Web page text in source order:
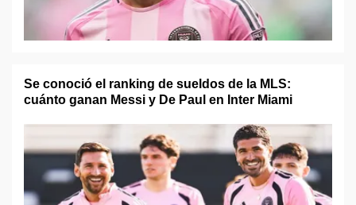
Se conoció el ranking de sueldos de la MLS:
cuánto ganan Messi y De Paul en Inter Miami